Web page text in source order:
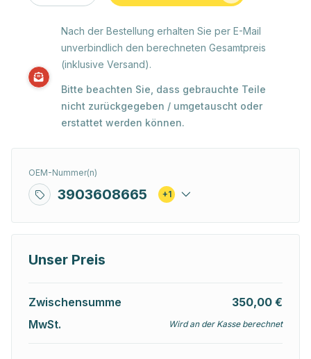
Nach der Bestellung erhalten Sie per E-Mail
unverbindlich den berechneten Gesamtpreis
(inklusive Versand).
Bitte beachten Sie, dass gebrauchte Teile
nicht zurückgegeben / umgetauscht oder
erstattet werden können.
OEM-Nummer(n)
3903608665 +1
Unser Preis
Zwischensumme
350,00 €
MwSt.
Wird an der Kasse berechnet